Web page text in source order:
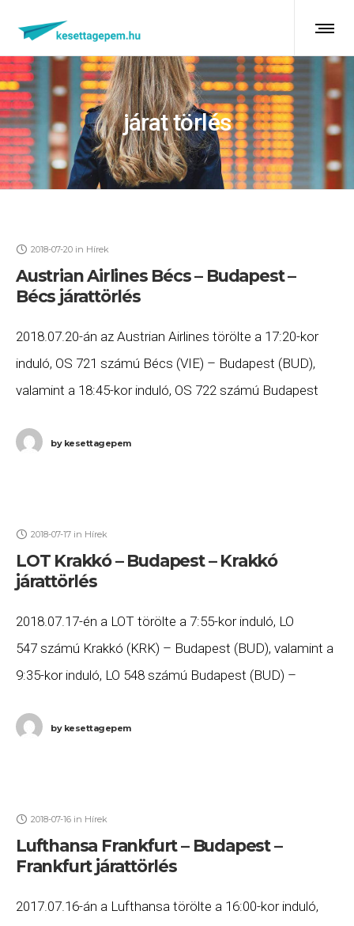
járat törlés
2018-07-20 in Hírek
Austrian Airlines Bécs – Budapest –
Bécs járattörlés
2018.07.20-án az Austrian Airlines törölte a 17:20-kor
induló, OS 721 számú Bécs (VIE) – Budapest (BUD),
valamint a 18:45-kor induló, OS 722 számú Budapest
bykesettagepem
2018-07-17 in Hírek
LOT Krakkó – Budapest – Krakkó
járattörlés
2018.07.17-én a LOT törölte a 7:55-kor induló, LO
547 számú Krakkó (KRK) – Budapest (BUD), valamint a
9:35-kor induló, LO 548 számú Budapest (BUD) –
bykesettagepem
2018-07-16 in Hírek
Lufthansa Frankfurt – Budapest –
Frankfurt járattörlés
2017.07.16-án a Lufthansa törölte a 16:00-kor induló,